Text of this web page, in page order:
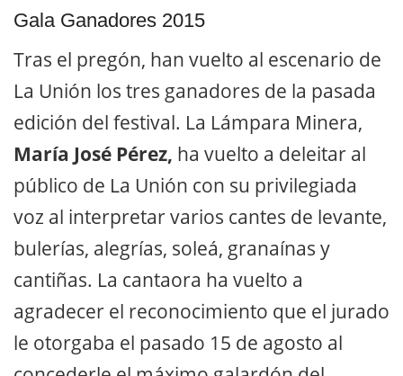
Gala Ganadores 2015
Tras el pregón, han vuelto al escenario de
La Unión los tres ganadores de la pasada
edición del festival. La Lámpara Minera,
María José Pérez, ha vuelto a deleitar al
público de La Unión con su privilegiada
voz al interpretar varios cantes de levante,
bulerías, alegrías, soleá, granaínas y
cantiñas. La cantaora ha vuelto a
agradecer el reconocimiento que el jurado
le otorgaba el pasado 15 de agosto al